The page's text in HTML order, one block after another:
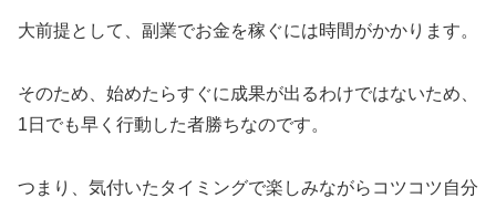
大前提として、副業でお金を稼ぐには時間がかかります。
そのため、始めたらすぐに成果が出るわけではないため、
1日でも早く行動した者勝ちなのです。
つまり、気付いたタイミングで楽しみながらコツコツ自分